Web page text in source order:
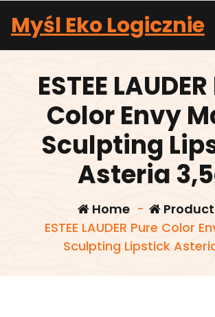
content
Myśl Eko Logicznie
ESTEE
Color Envy
Sculpting
Asteria
Home- Product
ESTEE LAUDER Pure Color
Sculpting Lipstick